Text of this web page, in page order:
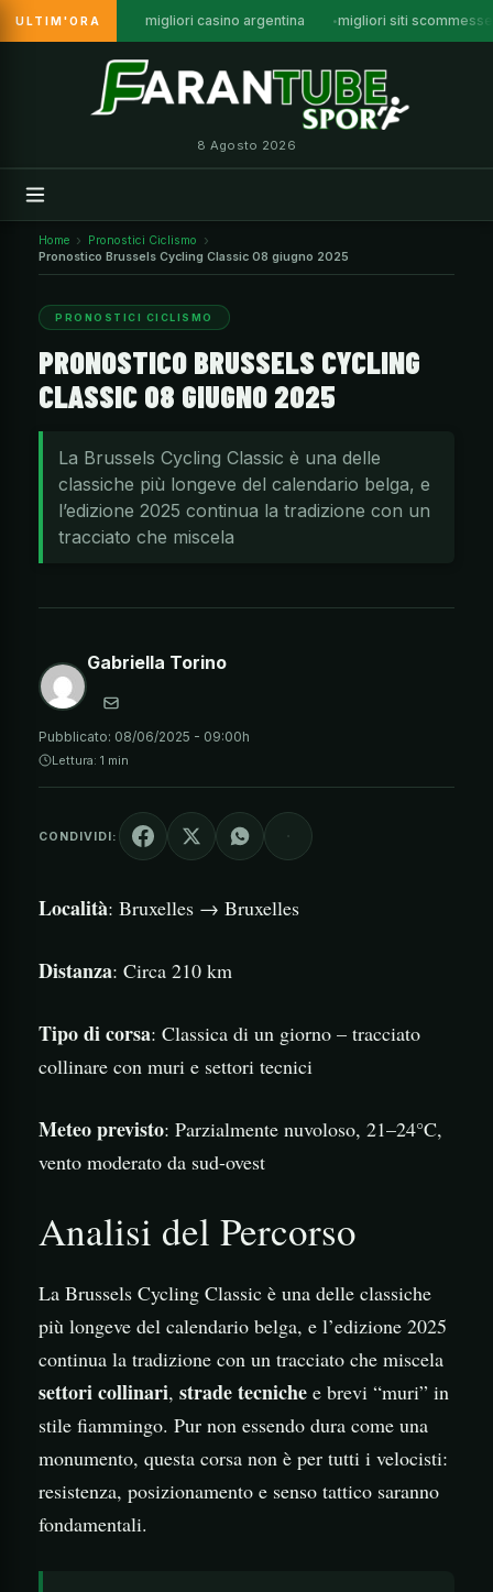
ULTIM'ORA migliori casino argentina migliori siti
8 Agosto 2026
Home
Pronostici Ciclismo
Pronostico Brussels Cycling Classic 08 giugno 2025
PRONOSTICI CICLISMO
PRONOSTICO BRUSSELS CYCLING
CLASSIC 08 GIUGNO 2025
La Brussels Cycling Classic è una delle
classiche più longeve del calendario belga, e
l’edizione 2025 continua la tradizione con un
tracciato che miscela
Gabriella Torino
Pubblicato: 08/06/2025 - 09:00h
Lettura: 1 min
CONDIVIDI:
Località: Bruxelles → Bruxelles
Distanza: Circa 210 km
Tipo di corsa: Classica di un giorno – tracciato
collinare con muri e settori tecnici
Meteo previsto: Parzialmente nuvoloso, 21–24°C,
vento moderato da sud-ovest
Analisi del Percorso
La Brussels Cycling Classic è una delle classiche
più longeve del calendario belga, e l’edizione 2025
continua la tradizione con un tracciato che miscela
settori collinari, strade tecniche e brevi “muri” in
stile fiammingo. Pur non essendo dura come una
monumento, questa corsa non è per tutti i velocisti:
resistenza, posizionamento e senso tattico saranno
fondamentali.